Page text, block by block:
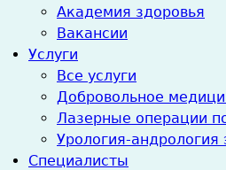
Академия здоровья
Вакансии
Услуги
Все услуги
Добровольное
Лазерные операции
Урология-андрология
Специалисты